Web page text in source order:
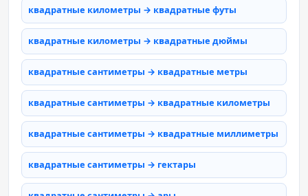
квадратные километры → квадратные футы
квадратные километры → квадратные дюймы
квадратные сантиметры → квадратные метры
квадратные сантиметры → квадратные километры
квадратные сантиметры → квадратные миллиметры
квадратные сантиметры → гектары